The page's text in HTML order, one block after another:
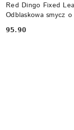
Red Dingo Fixed
Odblaskowa smycz
Cena:
95.90